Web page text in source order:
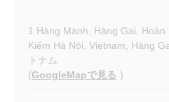
1 Hàng Mành, Hàng Gai, Hoàn
Kiếm Hà Nội, Vietnam, Hàng
トナム
(GoogleMapで見る )